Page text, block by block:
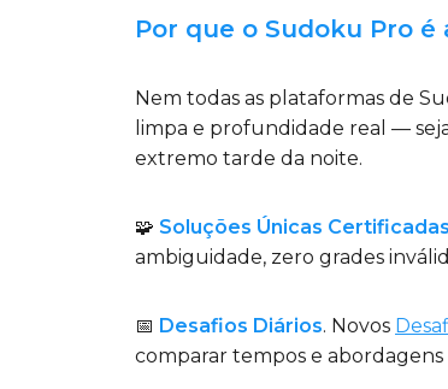
Por que o Sudoku Pro é
Nem todas as plataformas de
limpa e profundidade real —
extremo tarde da noite.
🧩 Soluções Únicas Certificadas
ambiguidade, zero grades
📅 Desafios Diários. Novos
comparar tempos e abordagens